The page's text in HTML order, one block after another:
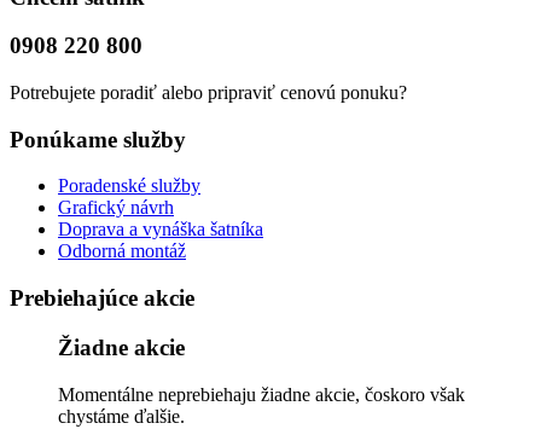
0908 220 800
Potrebujete poradiť alebo pripraviť cenovú ponuku?
Ponúkame služby
Poradenské služby
Grafický návrh
Doprava a vynáška šatníka
Odborná montáž
Prebiehajúce akcie
Žiadne akcie
Momentálne neprebiehaju žiadne akcie, čoskoro však
chystáme ďalšie.